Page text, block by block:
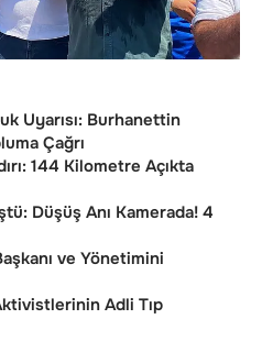
Uyarısı: Burhanettin
Çağrı
144 Kilometre Açıkta
Düşüş Anı Kamerada! 4
ve Yönetimini
Adli Tıp